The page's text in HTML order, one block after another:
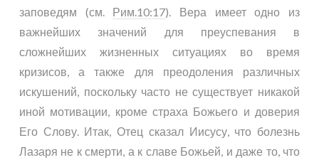
заповедям (см. Рим.10:17). Вера имеет одно из
важнейших значений для преуспевания в
сложнейших жизненных ситуациях во время
кризисов, а также для преодоления различных
искушений, поскольку часто не существует никакой
иной мотивации, кроме страха Божьего и доверия
Его Слову. Итак, Отец сказал Иисусу, что болезнь
Лазаря не к смерти, а к славе Божьей, и даже то, что